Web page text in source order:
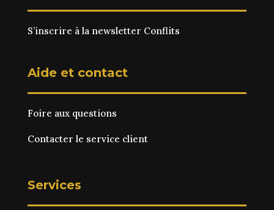
S’inscrire à la newsletter Conflits
Aide et contact
Foire aux questions
Contacter le service client
Services